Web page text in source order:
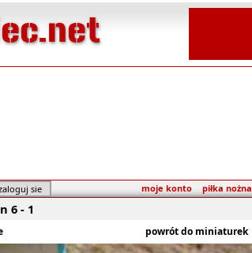
moje konto piłka nożna
6 - 1
powrót do miniaturek